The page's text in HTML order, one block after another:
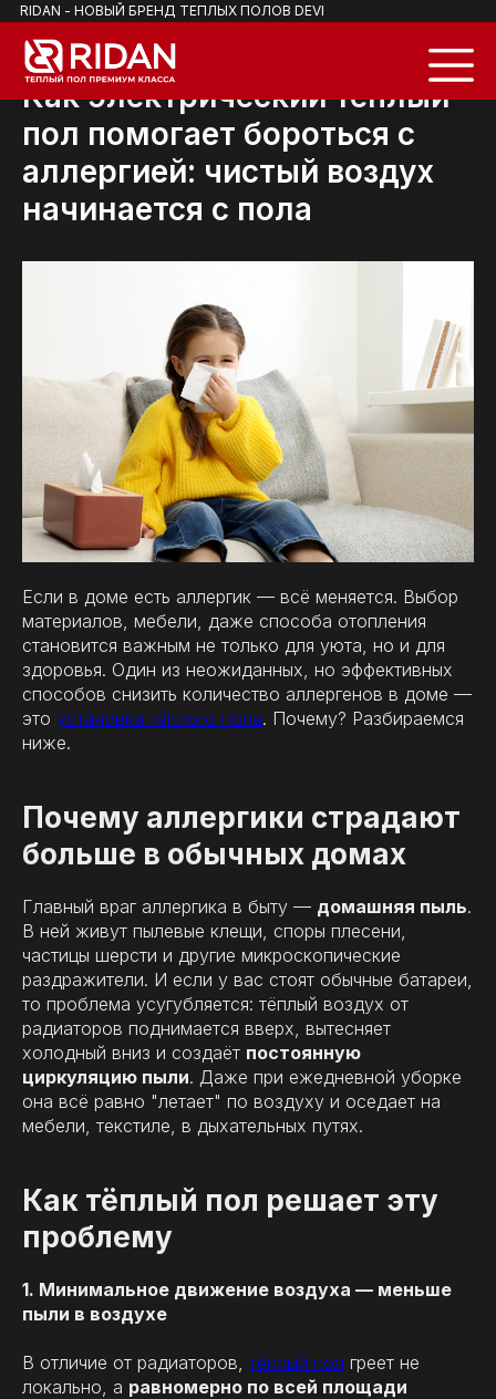
RIDAN - НОВЫЙ БРЕНД ТЕПЛЫХ ПОЛОВ DEVI
Как электрический тёплый
пол помогает бороться с
аллергией: чистый воздух
начинается с пола
Если в доме есть аллергик — всё меняется. Выбор
материалов, мебели, даже способа отопления
становится важным не только для уюта, но и для
здоровья. Один из неожиданных, но эффективных
способов снизить количество аллергенов в доме —
это установка тёплого пола. Почему? Разбираемся
ниже.
Почему аллергики страдают
больше в обычных домах
Главный враг аллергика в быту — домашняя пыль.
В ней живут пылевые клещи, споры плесени,
частицы шерсти и другие микроскопические
раздражители. И если у вас стоят обычные батареи,
то проблема усугубляется: тёплый воздух от
радиаторов поднимается вверх, вытесняет
холодный вниз и создаёт постоянную
циркуляцию пыли. Даже при ежедневной уборке
она всё равно "летает" по воздуху и оседает на
мебели, текстиле, в дыхательных путях.
Как тёплый пол решает эту
проблему
1. Минимальное движение воздуха — меньше
пыли в воздухе
В отличие от радиаторов, тёплый пол греет не
локально, а равномерно по всей площади